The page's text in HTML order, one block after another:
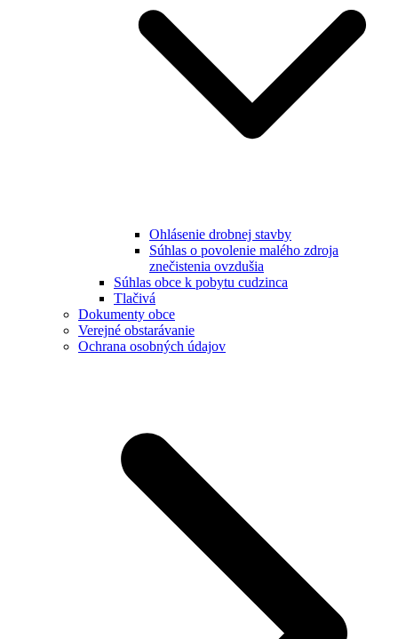
Ohlásenie drobnej stavby
Súhlas o povolenie malého zdroja
znečistenia ovzdušia
Súhlas obce k pobytu cudzinca
Tlačivá
Dokumenty obce
Verejné obstarávanie
Ochrana osobných údajov